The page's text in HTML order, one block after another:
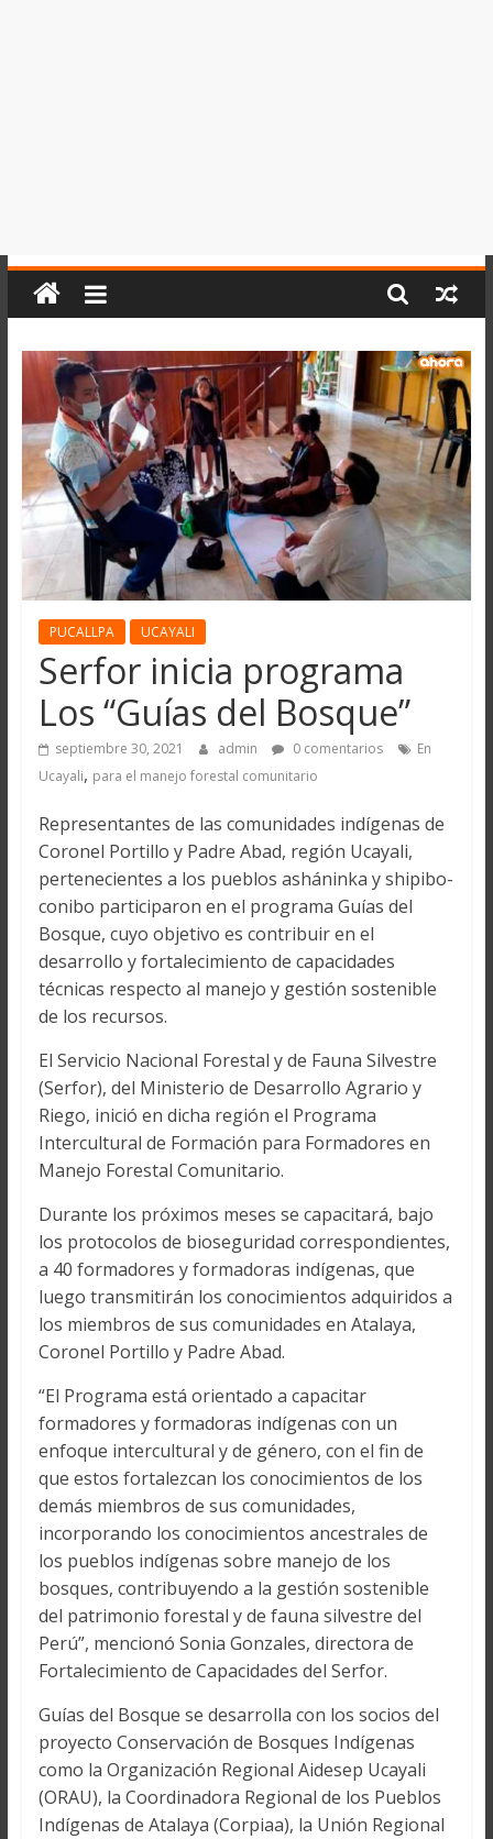
PUCALLPA UCAYALI
Serfor inicia programa
Los “Guías del Bosque”
septiembre 30, 2021 admin 0 comentarios
En
Ucayali, para el manejo forestal comunitario
Representantes de las comunidades indígenas de
Coronel Portillo y Padre Abad, región Ucayali,
pertenecientes a los pueblos asháninka y shipibo-
conibo participaron en el programa Guías del
Bosque, cuyo objetivo es contribuir en el
desarrollo y fortalecimiento de capacidades
técnicas respecto al manejo y gestión sostenible
de los recursos.
El Servicio Nacional Forestal y de Fauna Silvestre
(Serfor), del Ministerio de Desarrollo Agrario y
Riego, inició en dicha región el Programa
Intercultural de Formación para Formadores en
Manejo Forestal Comunitario.
Durante los próximos meses se capacitará, bajo
los protocolos de bioseguridad correspondientes,
a 40 formadores y formadoras indígenas, que
luego transmitirán los conocimientos adquiridos a
los miembros de sus comunidades en Atalaya,
Coronel Portillo y Padre Abad.
“El Programa está orientado a capacitar
formadores y formadoras indígenas con un
enfoque intercultural y de género, con el fin de
que estos fortalezcan los conocimientos de los
demás miembros de sus comunidades,
incorporando los conocimientos ancestrales de
los pueblos indígenas sobre manejo de los
bosques, contribuyendo a la gestión sostenible
del patrimonio forestal y de fauna silvestre del
Perú”, mencionó Sonia Gonzales, directora de
Fortalecimiento de Capacidades del Serfor.
Guías del Bosque se desarrolla con los socios del
proyecto Conservación de Bosques Indígenas
como la Organización Regional Aidesep Ucayali
(ORAU), la Coordinadora Regional de los Pueblos
Indígenas de Atalaya (Corpiaa), la Unión Regional